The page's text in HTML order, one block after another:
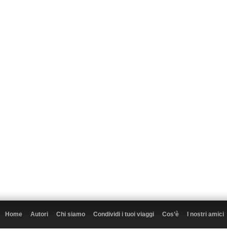
Home Autori Chi siamo Condividi i tuoi viaggi Cos’è I nostri amici